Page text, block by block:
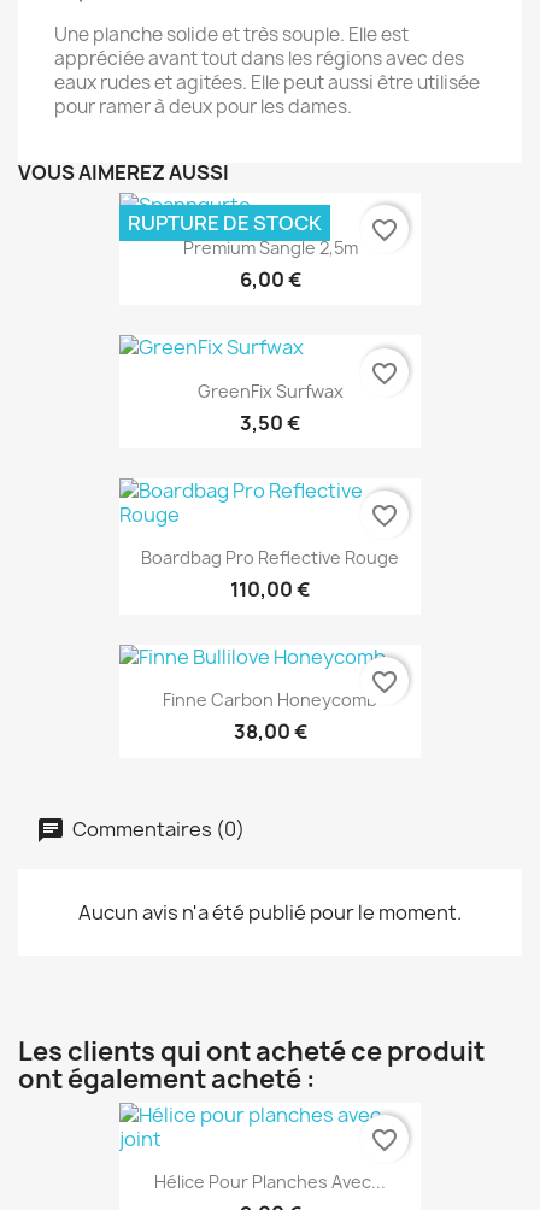
Une planche solide et très souple. Elle est
appréciée avant tout dans les régions avec des
eaux rudes et agitées. Elle peut aussi être utilisée
pour ramer à deux pour les dames.
VOUS AIMEREZ AUSSI
Premium Sangle 2,5m
6,00 €
RUPTURE DE STOCK favorite_border
GreenFix Surfwax
3,50 €
favorite_border
Boardbag Pro Reflective Rouge
110,00 €
favorite_border
Finne Carbon Honeycomb
38,00 €
favorite_border
Commentaires (0)
Aucun avis n'a été publié pour le moment.
Les clients qui ont acheté ce produit
ont également acheté :
Hélice Pour Planches Avec...
favorite_border